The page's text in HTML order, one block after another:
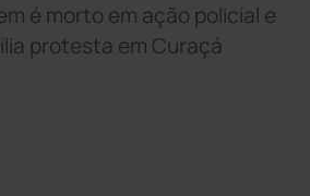
é morto em ação policial e
protesta em Curaçá